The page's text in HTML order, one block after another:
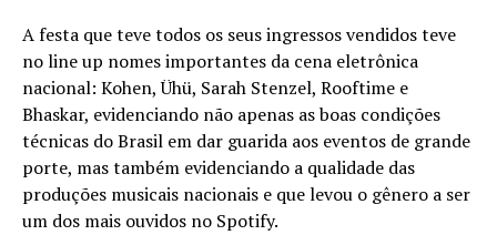
A festa que teve todos os seus ingressos vendidos teve
no line up nomes importantes da cena eletrônica
nacional: Kohen, Ühü, Sarah Stenzel, Rooftime e
Bhaskar, evidenciando não apenas as boas condições
técnicas do Brasil em dar guarida aos eventos de grande
porte, mas também evidenciando a qualidade das
produções musicais nacionais e que levou o gênero a ser
um dos mais ouvidos no Spotify.